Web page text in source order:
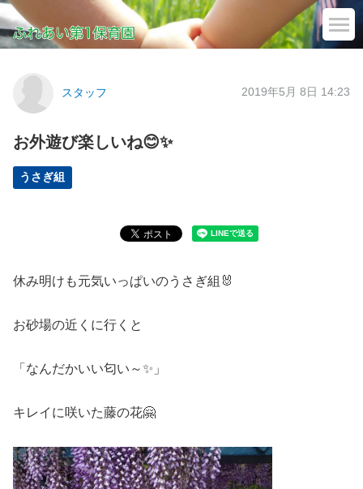
スタッフ 2019年5月 8日 14:23
お外遊び楽しいね😊✨
うさぎ組
休み明けも元気いっぱいのうさぎ組🐰
お砂場の近くに行くと
「なんだかいい匂い～✨」
キレイに咲いた藤の花🤗